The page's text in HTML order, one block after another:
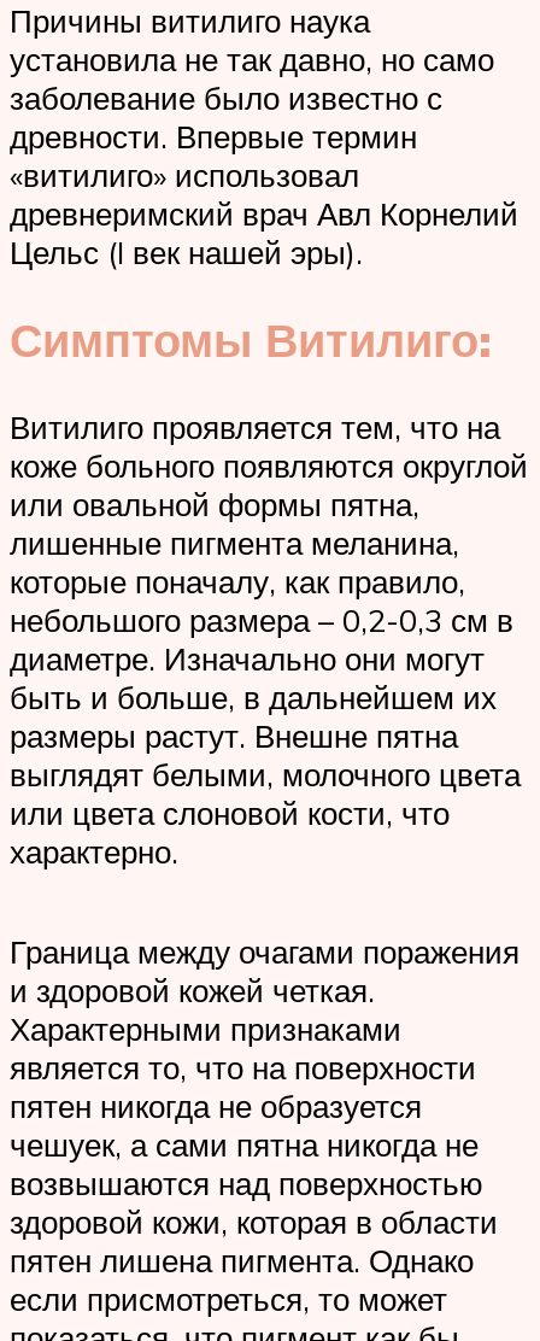
Причины витилиго наука
установила не так давно, но само
заболевание было известно с
древности. Впервые термин
«витилиго» использовал
древнеримский врач Авл Корнелий
Цельс (I век нашей эры).
Симптомы Витилиго:
Витилиго проявляется тем, что на
коже больного появляются округлой
или овальной формы пятна,
лишенные пигмента меланина,
которые поначалу, как правило,
небольшого размера – 0,2-0,3 см в
диаметре. Изначально они могут
быть и больше, в дальнейшем их
размеры растут. Внешне пятна
выглядят белыми, молочного цвета
или цвета слоновой кости, что
характерно.
Граница между очагами поражения
и здоровой кожей четкая.
Характерными признаками
является то, что на поверхности
пятен никогда не образуется
чешуек, а сами пятна никогда не
возвышаются над поверхностью
здоровой кожи, которая в области
пятен лишена пигмента. Однако
если присмотреться, то может